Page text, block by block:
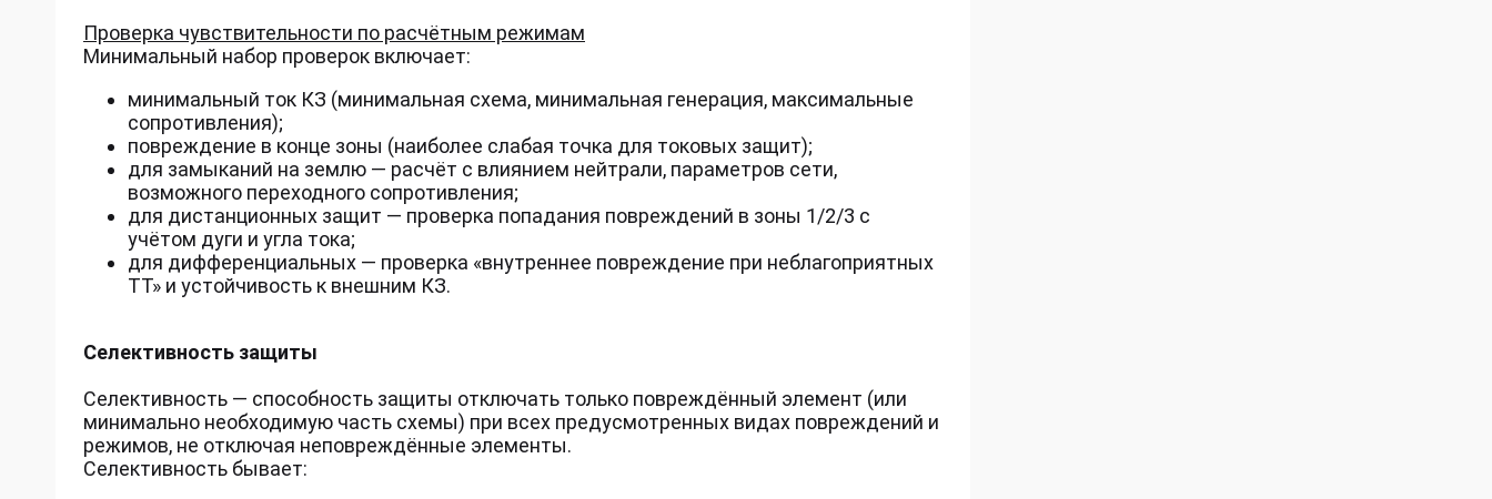
Проверка чувствительности по расчётным режимам
Минимальный набор проверок включает:
минимальный ток КЗ (минимальная схема, минимальная генерация, максимальные
сопротивления);
повреждение в конце зоны (наиболее слабая точка для токовых защит);
для замыканий на землю — расчёт с влиянием нейтрали, параметров сети,
возможного переходного сопротивления;
для дистанционных защит — проверка попадания повреждений в зоны 1/2/3 с
учётом дуги и угла тока;
для дифференциальных — проверка «внутреннее повреждение при неблагоприятных
ТТ» и устойчивость к внешним КЗ.
Селективность защиты
Селективность — способность защиты отключать только повреждённый элемент (или
минимально необходимую часть схемы) при всех предусмотренных видах повреждений и
режимов, не отключая неповреждённые элементы.
Селективность бывает: